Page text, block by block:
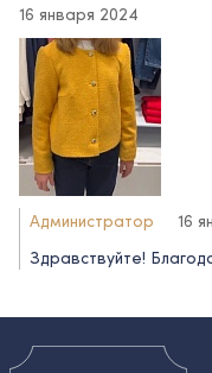
16 января 2024
Администратор
16
Здравствуйте!